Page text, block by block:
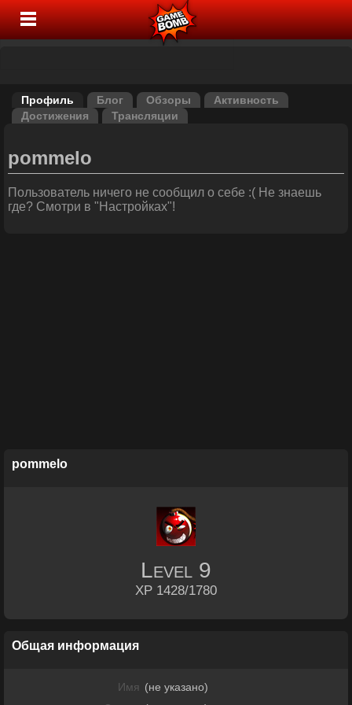
Профиль Блог Обзоры
Активность
Достижения
Трансляции
pommelo
Пользователь ничего не сообщил о себе :( Не знаешь
где? Смотри в "Настройках"!
pommelo
Level 9
XP 1428/1780
Общая информация
Имя (не указано)